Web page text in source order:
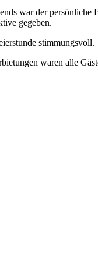
war der
gegeben.
stimmungsvoll.
waren alle